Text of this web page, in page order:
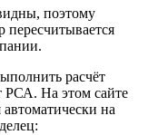
поэтому
расчёт
РСА. На этом сайте
на